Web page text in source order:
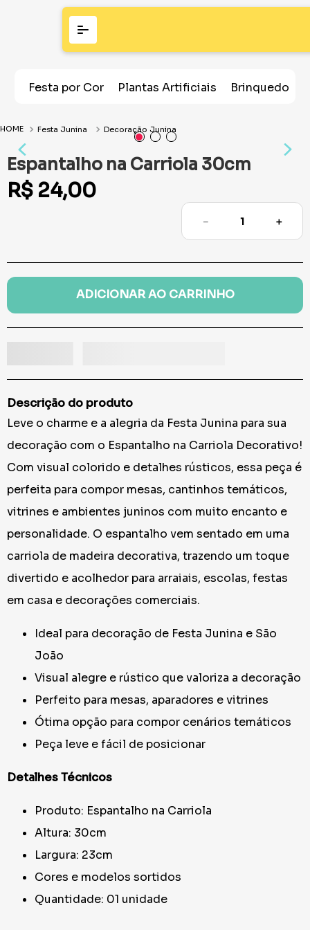
Festa por Cor Plantas Artificiais Brinquedos
Festa Junina Decoração Junina
Espantalho na Carriola 30cm
R$ 24,00
＋
－
ADICIONAR AO CARRINHO
Descrição do produto
Leve o charme e a alegria da Festa Junina para sua
decoração com o Espantalho na Carriola Decorativo!
Com visual colorido e detalhes rústicos, essa peça é
perfeita para compor mesas, cantinhos temáticos,
vitrines e ambientes juninos com muito encanto e
personalidade. O espantalho vem sentado em uma
carriola de madeira decorativa, trazendo um toque
divertido e acolhedor para arraiais, escolas, festas
em casa e decorações comerciais.
Ideal para decoração de Festa Junina e São
João
Visual alegre e rústico que valoriza a decoração
Perfeito para mesas, aparadores e vitrines
Ótima opção para compor cenários temáticos
Peça leve e fácil de posicionar
Detalhes Técnicos
Produto: Espantalho na Carriola
Altura: 30cm
Largura: 23cm
Cores e modelos sortidos
Quantidade: 01 unidade